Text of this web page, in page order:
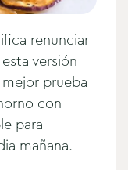
renunciar
versión
prueba
con
para
mañana.